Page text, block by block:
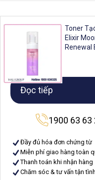
Toner
Elixir
Renewal
Đọc tiếp
1900 63 63
Đầy đủ hóa đơn chứng từ
Miễn phí giao hàng toàn
Thanh toán khi nhận hàng
Chăm sóc & tư vấn tận tình